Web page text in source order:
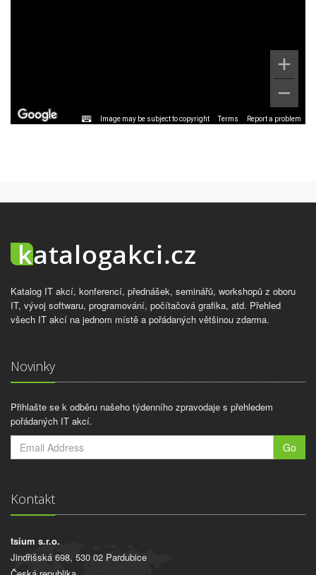
Image may be subject to copyright Terms Report a problem
Katalog IT akcí, konferencí, přednášek, seminářů, workshopů z oboru
IT, vývoj softwaru, programování, počítačová grafika, atd. Přehled
všech IT akcí na jednom místě a pořádaných většinou zdarma.
Novinky
Přihlašte se k odběru našeho týdenního zpravodaje s přehledem
pořádaných IT akcí.
Go
Kontakt
tsium s.r.o.
Jindřišská 698, 530 02 Pardubice